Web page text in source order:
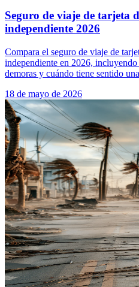
Seguro de viaje de tarjeta
independiente 2026
Compara el seguro de viaje de
independiente en 2026,
demoras y cuándo tiene sentido
18 de mayo de 2026